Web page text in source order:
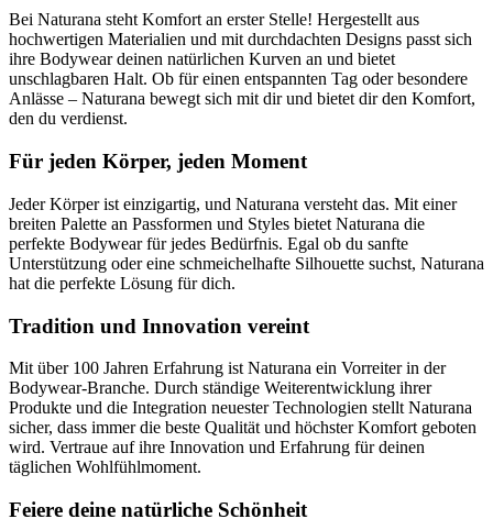
Bei Naturana steht Komfort an erster Stelle! Hergestellt aus
hochwertigen Materialien und mit durchdachten Designs passt sich
ihre Bodywear deinen natürlichen Kurven an und bietet
unschlagbaren Halt. Ob für einen entspannten Tag oder besondere
Anlässe – Naturana bewegt sich mit dir und bietet dir den Komfort,
den du verdienst.
Für jeden Körper, jeden Moment
Jeder Körper ist einzigartig, und Naturana versteht das. Mit einer
breiten Palette an Passformen und Styles bietet Naturana die
perfekte Bodywear für jedes Bedürfnis. Egal ob du sanfte
Unterstützung oder eine schmeichelhafte Silhouette suchst, Naturana
hat die perfekte Lösung für dich.
Tradition und Innovation vereint
Mit über 100 Jahren Erfahrung ist Naturana ein Vorreiter in der
Bodywear-Branche. Durch ständige Weiterentwicklung ihrer
Produkte und die Integration neuester Technologien stellt Naturana
sicher, dass immer die beste Qualität und höchster Komfort geboten
wird. Vertraue auf ihre Innovation und Erfahrung für deinen
täglichen Wohlfühlmoment.
Feiere deine natürliche Schönheit